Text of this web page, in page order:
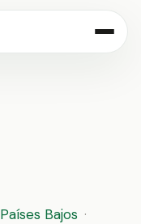
Países Bajos ·